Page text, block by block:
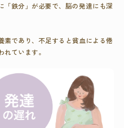
「鉄分」が必要で、脳の発達にも深
素であり、不足すると貧血による倦
ています。